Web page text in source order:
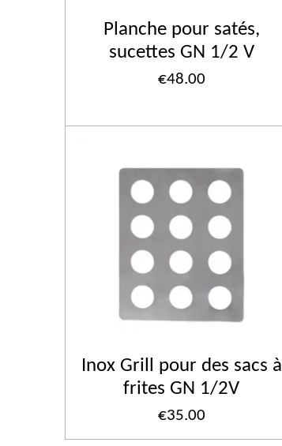
Planche pour satés,
sucettes GN 1/2 V
€48.00
Inox Grill pour des sacs à
frites GN 1/2V
€35.00